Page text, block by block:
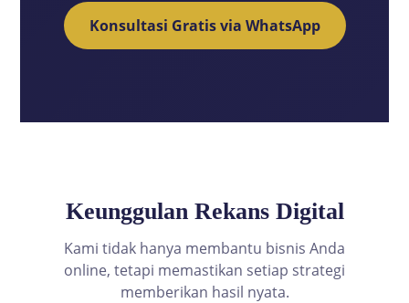
Konsultasi Gratis via WhatsApp
Keunggulan Rekans Digital
Kami tidak hanya membantu bisnis Anda
online, tetapi memastikan setiap strategi
memberikan hasil nyata.